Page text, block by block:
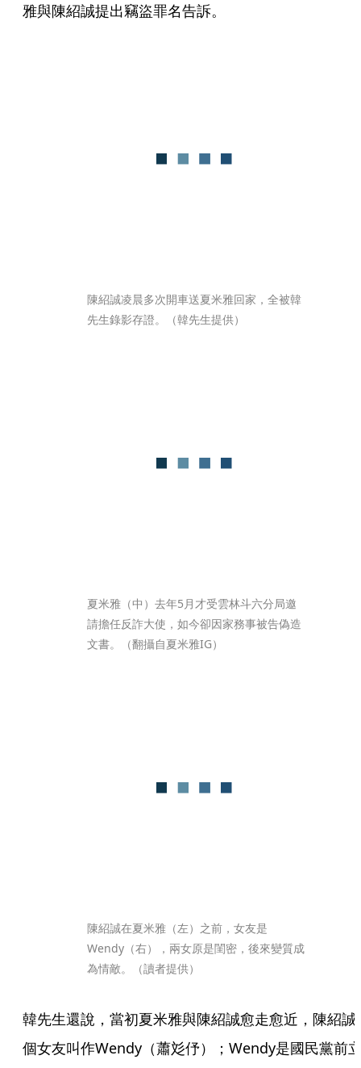
雅與陳紹誠提出竊盜罪名告訴。
陳紹誠凌晨多次開車送夏米雅回家，全被韓
先生錄影存證。（韓先生提供）
夏米雅（中）去年5月才受雲林斗六分局邀
請擔任反詐大使，如今卻因家務事被告偽造
文書。（翻攝自夏米雅IG）
陳紹誠在夏米雅（左）之前，女友是
Wendy（右），兩女原是閨密，後來變質成
為情敵。（讀者提供）
韓先生還說，當初夏米雅與陳紹誠愈走愈近，陳紹誠
個女友叫作Wendy（蕭彣伃）；Wendy是國民黨前